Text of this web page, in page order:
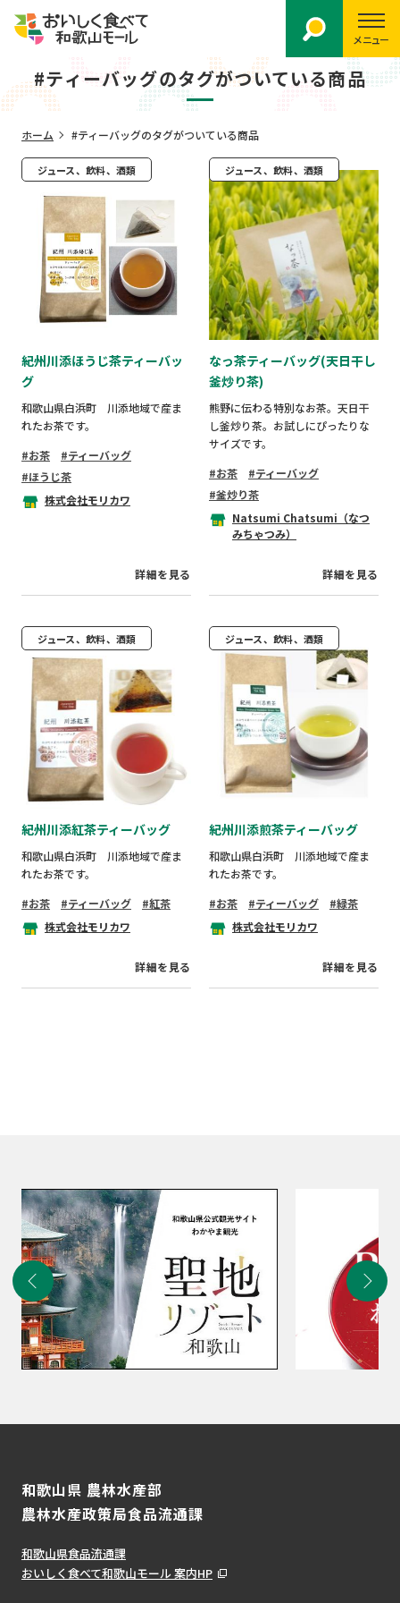
メニュー
#ティーバッグのタグがついている商品
ホーム #ティーバッグのタグがついている商品
ジュース、飲料、酒類
紀州川添ほうじ茶ティーバッ
グ
和歌山県白浜町 川添地域で産ま
れたお茶です。
お茶
ティーバッグ
ほうじ茶
株式会社モリカワ
詳細を見る
ジュース、飲料、酒類
なっ茶ティーバッグ(天日干し
釜炒り茶)
熊野に伝わる特別なお茶。天日干
し釜炒り茶。お試しにぴったりな
サイズです。
お茶
ティーバッグ
釜炒り茶
Natsumi Chatsumi（なつ
みちゃつみ）
詳細を見る
ジュース、飲料、酒類
紀州川添紅茶ティーバッグ
和歌山県白浜町 川添地域で産ま
れたお茶です。
お茶
ティーバッグ
紅茶
株式会社モリカワ
詳細を見る
ジュース、飲料、酒類
紀州川添煎茶ティーバッグ
和歌山県白浜町 川添地域で産ま
れたお茶です。
お茶
ティーバッグ
緑茶
株式会社モリカワ
詳細を見る
和歌山県 農林水産部
農林水産政策局食品流通課
和歌山県食品流通課
おいしく食べて和歌山モール 案内HP